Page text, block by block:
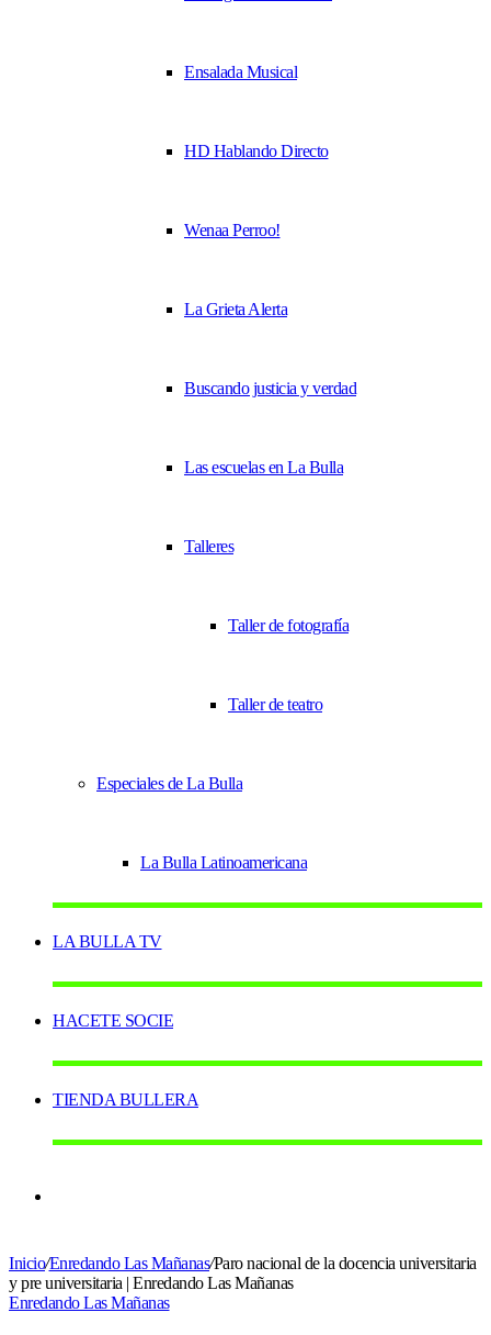
Ensalada Musical
HD Hablando Directo
Wenaa Perroo!
La Grieta Alerta
Buscando justicia y verdad
Las escuelas en La Bulla
Talleres
Taller de fotografía
Taller de teatro
Especiales de La Bulla
La Bulla Latinoamericana
LA BULLA TV
HACETE SOCIE
TIENDA BULLERA
skin
Inicio/Enredando Las Mañanas/Paro nacional de la docencia universitaria
y pre universitaria | Enredando Las Mañanas
Enredando Las Mañanas